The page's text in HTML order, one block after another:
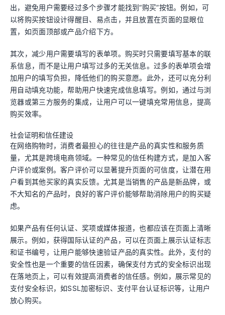
出，避免用户需要经过多个步骤才能找到“购买”按钮。例如，可
以将购买按钮设计得醒目、易点击，并且放置在页面的显眼位
置，如页面顶部或产品介绍下方。
其次，减少用户需要填写的表单项。购买时只需要填写基本的联
系信息，而不是让用户填写过多的无关信息。过多的表单项会增
加用户的填写负担，降低他们的购买意愿。此外，还可以充分利
用自动填充功能，帮助用户快速完成信息填写。例如，通过与浏
览器或第三方服务的集成，让用户可以一键填充常用信息，提高
购买效率。
社会证明和信任建设
在网络购物时，消费者最担心的往往是产品的真实性和服务质
量，尤其是跨境电商领域。一种常见的信任构建方式，是加入客
户评价或案例。客户评价可以显著提升页面的可信度，让潜在用
户看到其他买家的真实反馈。尤其是当销售的产品是新品牌，或
不大知名的产品时，良好的客户评价能够帮助消除用户的购买疑
虑。
如果产品有任何认证、奖项或媒体报道，也都应该在页面上清晰
展示。例如，获得国际认证的产品，可以在页面上展示认证标志
和证书编号，让用户能够快速验证产品的真实性。此外，支付的
安全性也是一个重要的信任因素，确保支付方式的安全标识出现
在落地页上，可以有效提高消费者的信任感。例如，展示常见的
支付安全标识，如SSL加密标识、支付平台认证标识等，让用户
放心购买。